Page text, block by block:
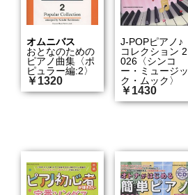
オムニバス
おとなのための
ピアノ曲集〈ポ
ピュラー編:2〉
￥1320
J-POPピアノ♪
コレクション 2
026〈シンコ
ー・ミュージッ
ク・ムック〉
￥1430